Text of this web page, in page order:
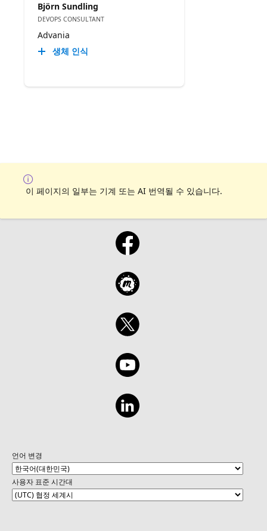
Björn Sundling
DEVOPS CONSULTANT
Advania
생체 인식
이 페이지의 일부는 기계 또는 AI 번역될 수 있습니다.
언어 변경
사용자 표준 시간대